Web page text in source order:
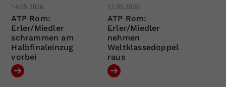
14.05.2026
ATP Rom:
Erler/Miedler
schrammen am
Halbfinaleinzug
vorbei
12.05.2026
ATP Rom:
Erler/Miedler
nehmen
Weltklassedoppel
raus